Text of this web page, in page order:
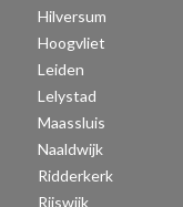
Hilversum
Hoogvliet
Leiden
Lelystad
Maassluis
Naaldwijk
Ridderkerk
Rijswijk